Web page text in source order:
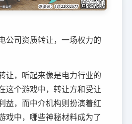
公司资质转让，一场权力的
让，听起来像是电力行业的
这个游戏中，转让方和受让
益，而中介机构则扮演着红
戏中，哪些神秘材料成为了